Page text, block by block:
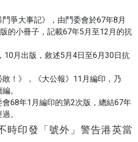
爭大事記》，由鬥委會於67年8月
的小冊子，記載67年5月至12月的抗
10月出版，敘述5月4日至6月30日抗
！》，《大公報》11月編印，乃
。
68年1月編印的第2次版，總結67年
。
時印發「號外」警告港英當